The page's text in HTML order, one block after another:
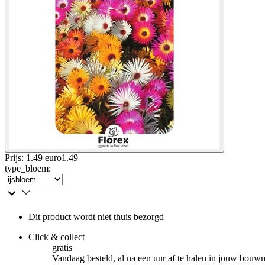
Prijs: 1.49 euro1 .49
type_bloem:
Dit product wordt niet thuis bezorgd
Click & collect
gratis
Vandaag besteld, al na een uur af te halen in jouw